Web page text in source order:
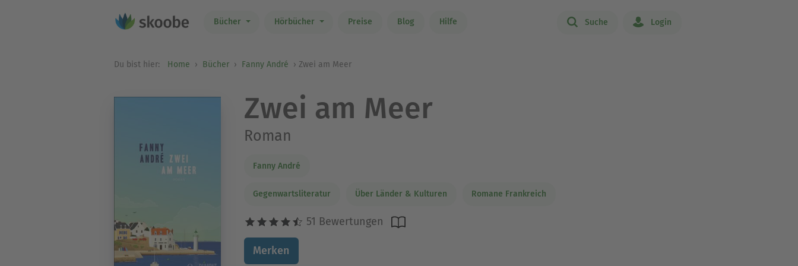
Bücher Hörbücher Preise Blog Hilfe Suche Login
Du bist hier: Home Bücher Fanny André Zwei am Meer
Zwei am Meer
Roman
Fanny André
Gegenwartsliteratur Über Länder & Kulturen Romane Frankreich
51 Bewertungen
Merken